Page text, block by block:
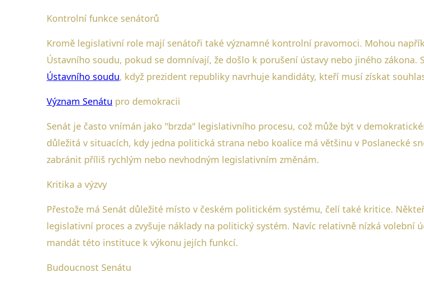
Kontrolní funkce senátorů
Kromě legislativní role mají senátoři také významné kontrolní pravomoci. Mohou
Ústavního soudu, pokud se domnívají, že došlo k porušení ústavy nebo jiného zákona.
Ústavního soudu, když prezident republiky navrhuje kandidáty, kteří musí získat
Význam Senátu pro demokracii
Senát je často vnímán jako "brzda" legislativního procesu, což může být v
důležitá v situacích, kdy jedna politická strana nebo koalice má většinu v Poslanecké
zabránit příliš rychlým nebo nevhodným legislativním změnám.
Kritika a výzvy
Přestože má Senát důležité místo v českém politickém systému, čelí také kritice.
legislativní proces a zvyšuje náklady na politický systém. Navíc relativně nízká volební
mandát této instituce k výkonu jejích funkcí.
Budoucnost Senátu